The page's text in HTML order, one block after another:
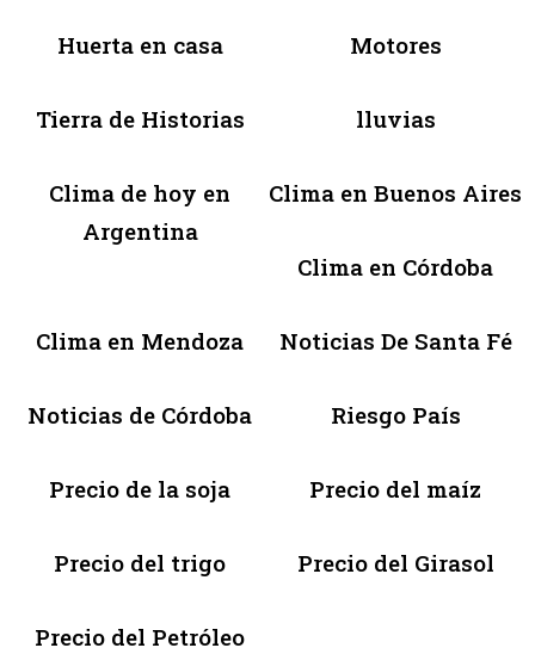
Huerta en casa Motores
Tierra de Historias lluvias
Clima de hoy en
Argentina
Clima en Buenos Aires
Clima en Córdoba
Clima en Mendoza Noticias De Santa Fé
Noticias de Córdoba Riesgo País
Precio de la soja Precio del maíz
Precio del trigo Precio del Girasol
Precio del Petróleo